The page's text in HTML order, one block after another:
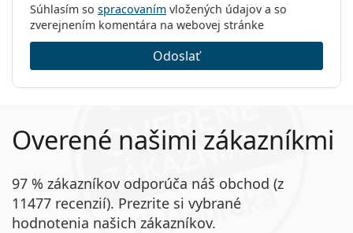
Súhlasím so spracovaním vložených údajov a so
zverejnením komentára na webovej stránke
Odoslať
Overené našimi zákazníkmi
97 % zákazníkov odporúča náš obchod (z
11477 recenzií). Prezrite si vybrané
hodnotenia našich zákazníkov.